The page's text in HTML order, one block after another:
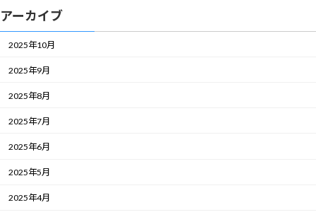
アーカイブ
2025年10月
2025年9月
2025年8月
2025年7月
2025年6月
2025年5月
2025年4月